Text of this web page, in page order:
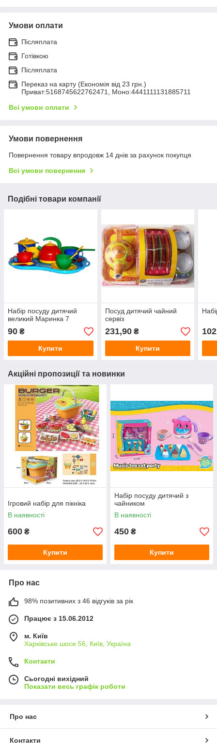
Умови оплати
Післяплата
Готівкою
Післяплата
Переказ на карту (Економія від 23 грн.)
Приват:5168745622762471, Моно:4441111131885711
Всі умови оплати
Умови повернення
Повернення товару впродовж 14 днів за рахунок покупця
Всі умови повернення
Подібні товари компанії
Набір посуду дитячий
великий Маринка 7
90 ₴
Купити
Посуд дитячий чайний
сервіз
231,90₴
Купити
102
Акційні пропозиції та новинки
Ігровий набір для пікніка
В наявності
600 ₴
Купити
Набір посуду дитячий з
чайником
В наявності
450 ₴
Купити
Про нас
98% позитивних з 46 відгуків за рік
Працює з 15.06.2012
м. Київ
Харківське шосе 56, Київ, Україна
Контакти
Сьогодні вихідний
Показати весь графік роботи
Про нас
Контакти